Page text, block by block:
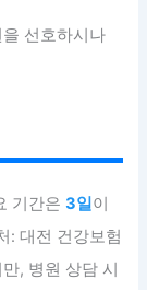
선호하시나
기간은3일이
: 대전 건강보험
, 병원 상담 시